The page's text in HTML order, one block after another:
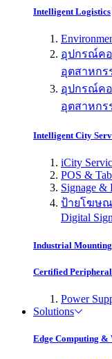
Intelligent Logistics
อุปกรณ์คอ
อุตสาหกรร
อุปกรณ์ค
อุตสาหกรร
Intelligent City
iCity
POS &
Signage &
ป้ายโฆษณ
Digital
Industrial
Certified
Power
Solutions
Edge Computing &